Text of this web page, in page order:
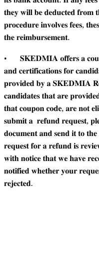
𝐭𝐡𝐞𝐲 𝐰𝐢𝐥𝐥 𝐛𝐞 𝐝𝐞𝐝𝐮𝐜𝐭𝐞𝐝 𝐟𝐫𝐨𝐦
𝐩𝐫𝐨𝐜𝐞𝐝𝐮𝐫𝐞 𝐢𝐧𝐯𝐨𝐥𝐯𝐞𝐬 𝐟𝐞𝐞𝐬,
𝐭𝐡𝐞 𝐫𝐞𝐢𝐦𝐛𝐮𝐫𝐬𝐞𝐦𝐞𝐧𝐭.
•
𝐒𝐊𝐄𝐃𝐌𝐈𝐀 𝐨𝐟𝐟𝐞𝐫𝐬 𝐚
𝐚𝐧𝐝 𝐜𝐞𝐫𝐭𝐢𝐟𝐢𝐜𝐚𝐭𝐢𝐨𝐧𝐬 𝐟𝐨𝐫
𝐩𝐫𝐨𝐯𝐢𝐝𝐞𝐝 𝐛𝐲 𝐚 𝐒𝐊𝐄𝐃𝐌𝐈𝐀
𝐜𝐚𝐧𝐝𝐢𝐝𝐚𝐭𝐞𝐬 𝐭𝐡𝐚𝐭 𝐚𝐫𝐞
𝐭𝐡𝐚𝐭 𝐜𝐨𝐮𝐩𝐨𝐧 𝐜𝐨𝐝𝐞, 𝐚𝐫𝐞 𝐧𝐨𝐭
𝐬𝐮𝐛𝐦𝐢𝐭 𝐚 𝐫𝐞𝐟𝐮𝐧𝐝 𝐫𝐞𝐪𝐮𝐞𝐬𝐭,
𝐝𝐨𝐜𝐮𝐦𝐞𝐧𝐭 𝐚𝐧𝐝 𝐬𝐞𝐧𝐝 𝐢𝐭 𝐭𝐨
𝐫𝐞𝐪𝐮𝐞𝐬𝐭 𝐟𝐨𝐫 𝐚 𝐫𝐞𝐟𝐮𝐧𝐝 𝐢𝐬
𝐰𝐢𝐭𝐡 𝐧𝐨𝐭𝐢𝐜𝐞 𝐭𝐡𝐚𝐭 𝐰𝐞 𝐡𝐚𝐯𝐞
𝐧𝐨𝐭𝐢𝐟𝐢𝐞𝐝 𝐰𝐡𝐞𝐭𝐡𝐞𝐫 𝐲𝐨𝐮𝐫
𝐫𝐞𝐣𝐞𝐜𝐭𝐞𝐝.